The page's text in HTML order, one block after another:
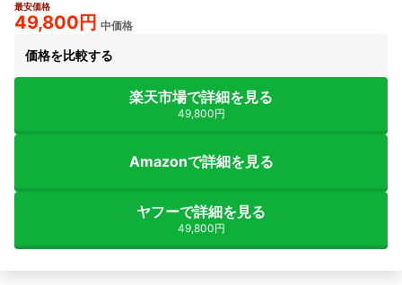
最安価格
49,800円 中価格
価格を比較する
楽天市場で詳細を見る
49,800円
Amazonで詳細を見る
ヤフーで詳細を見る
49,800円